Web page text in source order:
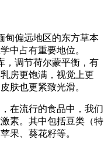
甸偏远地区的东方草本
中占有重要地位。
，调节荷尔蒙平衡，有
房更饱满，视觉上更
肤也更紧致光滑。
在流行的食品中，我们
素。其中包括豆类（特
果、葵花籽等。